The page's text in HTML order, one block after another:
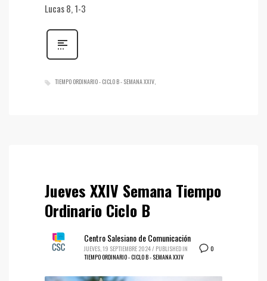
Lucas 8, 1-3
TIEMPO ORDINARIO - CICLO B - SEMANA XXIV
Jueves XXIV Semana Tiempo
Ordinario Ciclo B
0
Centro Salesiano de Comunicación
JUEVES, 19 SEPTIEMBRE 2024/ PUBLISHED IN
TIEMPO ORDINARIO - CICLO B - SEMANA XXIV